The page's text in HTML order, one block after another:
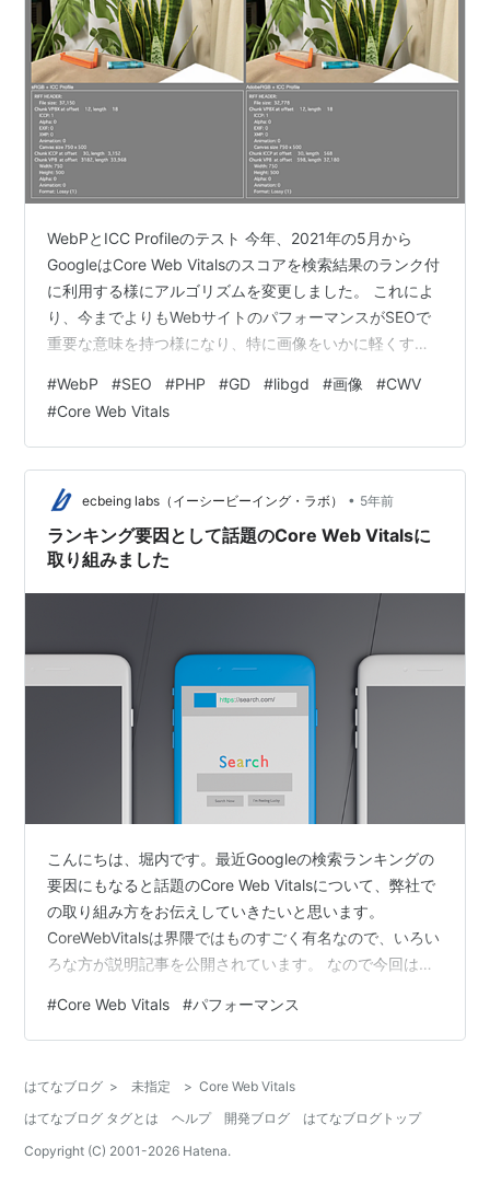
WebPとICC Profileのテスト 今年、2021年の5月から
GoogleはCore Web Vitalsのスコアを検索結果のランク付
に利用する様にアルゴリズムを変更しました。 これによ
り、今までよりもWebサイトのパフォーマンスがSEOで
重要な意味を持つ様になり、特に画像をいかに軽くする
通販サイトにとって、商品画像などの画像は非常に重要
な意味を持ちます。画像の綺麗さがCVRに結構直結しま
す。ただ、容量の少ない画像であれば良いわけではな
く、可能な限り少ない容量で美しい画像が求められま
す。 今回は、Googleも推奨している比較的新…
#WebP #SEO #PHP #GD #libgd #画像 #CWV
#Core Web Vitals
ecbeing labs（イーシービーイング・ラボ） • 5年前
ランキング要因として話題のCore Web Vitalsに
取り組みました
こんにちは、堀内です。最近Googleの検索ランキングの
要因にもなると話題のCore Web Vitalsについて、弊社で
の取り組み方をお伝えしていきたいと思います。
CoreWebVitalsは界隈ではものすごく有名なので、いろい
ろな方が説明記事を公開されています。 なので今回は、
り組み中心に話していきたいと思います。
#Core Web Vitals #パフォーマンス
はてなブログ > 未指定 > Core Web Vitals
はてなブログ タグとは
ヘルプ 開発ブログ
はてなブログトップ
Copyright (C) 2001-2026 Hatena.